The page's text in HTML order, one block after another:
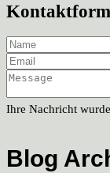
Ihre Nachricht
Blog